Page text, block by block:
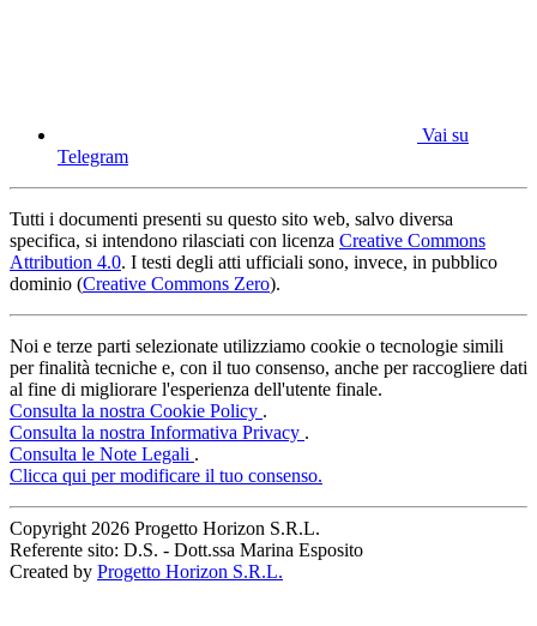
Vai su
Telegram
Tutti i documenti presenti su questo sito web, salvo diversa
specifica, si intendono rilasciati con licenza Creative Commons
Attribution 4.0. I testi degli atti ufficiali sono, invece, in pubblico
dominio (Creative Commons Zero).
Noi e terze parti selezionate utilizziamo cookie o tecnologie simili
per finalità tecniche e, con il tuo consenso, anche per raccogliere dati
al fine di migliorare l'esperienza dell'utente finale.
Consulta la nostra Cookie Policy .
Consulta la nostra Informativa Privacy .
Consulta le Note Legali .
Clicca qui per modificare il tuo consenso.
Copyright 2026 Progetto Horizon S.R.L.
Referente sito: D.S. - Dott.ssa Marina Esposito
Created by Progetto Horizon S.R.L.